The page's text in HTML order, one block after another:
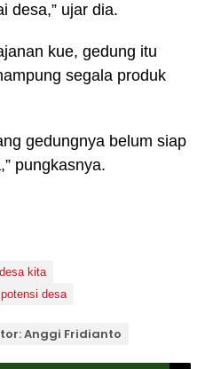
desa,” ujar dia.
kue, gedung itu
segala produk
gedungnya belum siap
pungkasnya.
desa kita
potensi desa
Anggi Fridianto